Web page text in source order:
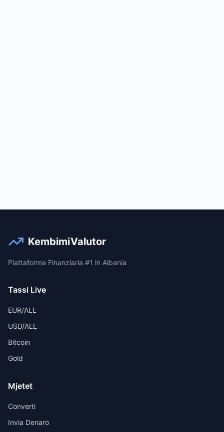
KembimiValutor
Piattaforma Finanziaria #1 in Albania
Tassi Live
EUR/ALL
USD/ALL
Bitcoin
Gold
Mjetet
Converti
Invia Denaro